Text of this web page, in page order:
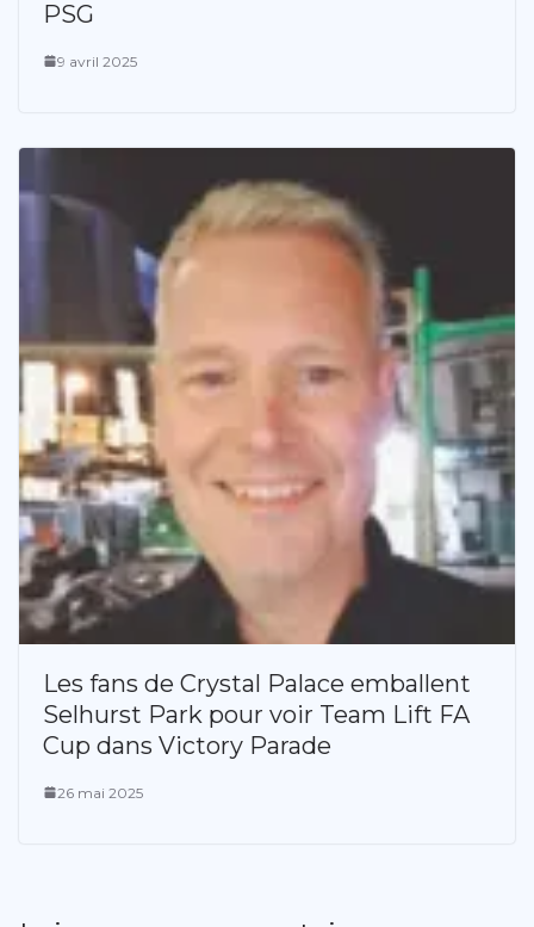
PSG
9 avril 2025
Les fans de Crystal Palace emballent
Selhurst Park pour voir Team Lift FA
Cup dans Victory Parade
26 mai 2025